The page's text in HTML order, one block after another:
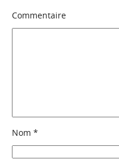
Commentaire
Nom *